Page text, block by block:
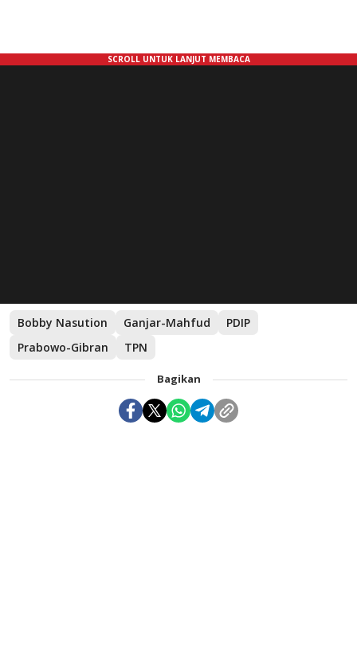
Bobby Nasution Ganjar-Mahfud
PDIP
Prabowo-Gibran
TPN
Bagikan